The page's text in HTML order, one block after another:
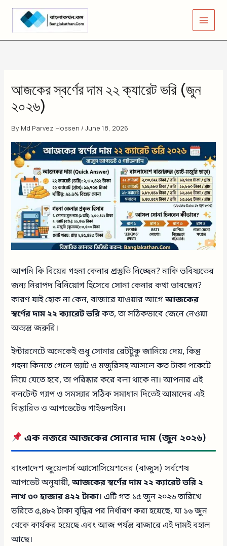
Skip
content
আজকের স্বর্ণের দাম ২২ ক্যারেট ভরি (জুন
২০২৬)
By Md Parvez Hossen /June 18, 2026
আপনি কি বিয়ের গহনা কেনার প্রস্তুতি নিচ্ছেন? নাকি ভবিষ্যতের
জন্য নিরাপদ বিনিয়োগ হিসেবে সোনা কেনার কথা ভাবছেন?
কারণ যাই হোক না কেন, বাজারে যাওয়ার আগেআজকের
স্বর্ণের দাম ২২ ক্যারেট ভরিকত, তা সঠিকভাবে জেনে নেওয়া
অত্যন্ত জরুরি।
ইন্টারনেটে অনেকেই শুধু সোনার রেটটুকু জানিয়ে দেয়, কিন্তু
গহনা কিনতে গেলে ভ্যাট ও মজুরিসহ আসলে কত টাকা পকেটে
নিয়ে যেতে হবে, তা পরিষ্কার করে বলা থাকে না। আপনার এই
কনটেন্ট গ্যাপ ও সমস্যার সঠিক সমাধান দিতেই আমাদের এই
বিস্তারিত ও আপডেটেড গাইডলাইন।
এক নজরে আজকের সোনার দাম (জুন ২০২৬)
বাংলাদেশ জুয়েলার্স অ্যাসোসিয়েশনের (বাজুস) সর্বশেষ
আপডেট অনুযায়ী,আজকের স্বর্ণের দাম ২২ ক্যারেট ভরি ২
লাখ ৩০ হাজার ৪২২ টাকা। এটি গত ১৫ জুন ২০২৬ তারিখে
ভরিতে ৫,৪৮২ টাকা বৃদ্ধির পর নির্ধারণ করা হয়েছে, যা ১৬ জুন
থেকে কার্যকর হয়েছে এবং আজ পর্যন্ত বাজারে এই দামই বহাল
আছে।